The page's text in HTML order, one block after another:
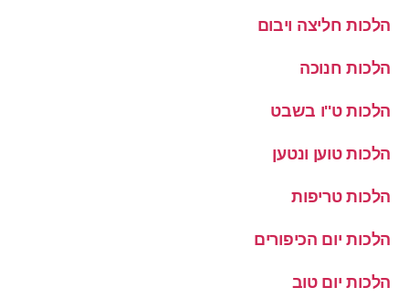
הלכות חליצה ויבום
הלכות חנוכה
הלכות ט''ו בשבט
הלכות טוען ונטען
הלכות טריפות
הלכות יום הכיפורים
הלכות יום טוב